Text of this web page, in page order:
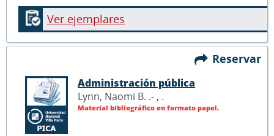
Ver ejemplares
Reservar
Administración pública
Lynn, Naomi B. .- , .
Material bibliográfico en formato papel.